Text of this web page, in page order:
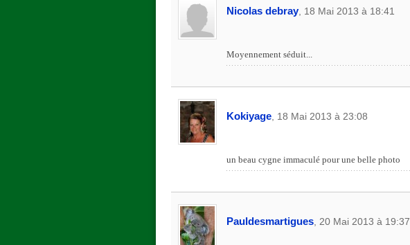
Nicolas debray, 18 Mai 2013 à 18:41
Moyennement séduit...
Kokiyage, 18 Mai 2013 à 23:08
un beau cygne immaculé pour une belle photo
Pauldesmartigues, 20 Mai 2013 à 19:37